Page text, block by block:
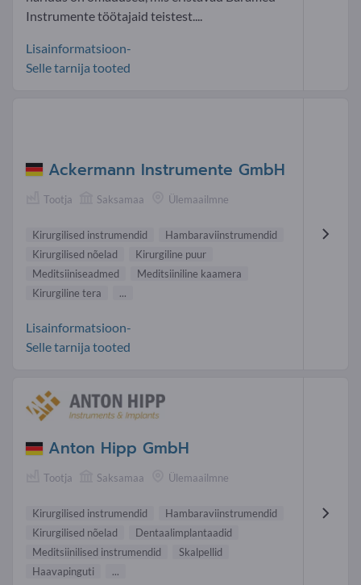
Instrumente töötajaid teistest....
Lisainformatsioon-
Selle tarnija tooted
Ackermann Instrumente GmbH
Tootja Saksamaa Ülemaailmne
Kirurgilised instrumendid
Hambaraviinstrumendid
Kirurgilised nõelad
Kirurgiline puur
Meditsiiniseadmed
Meditsiiniline kaamera
Kirurgiline tera
...
Lisainformatsioon-
Selle tarnija tooted
Anton Hipp GmbH
Tootja Saksamaa Ülemaailmne
Kirurgilised instrumendid
Hambaraviinstrumendid
Kirurgilised nõelad
Dentaalimplantaadid
Meditsiinilised instrumendid
Skalpellid
Haavapinguti
...